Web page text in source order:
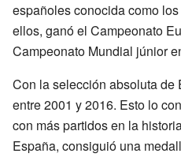
españoles conocida como
ellos, ganó el Campeonato
Campeonato Mundial júnior
Con la selección absoluta de
entre 2001 y 2016. Esto lo
con más partidos en la
España, consiguió una